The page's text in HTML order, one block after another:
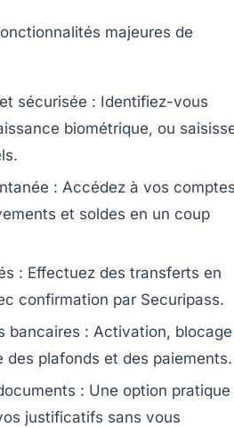
majeures de
sécurisée : Identifiez-vous
biométrique, ou
: Accédez à vos
et soldes en un coup
: Effectuez des transferts en
confirmation par Securipass.
bancaires : Activation, blocage
des plafonds et des paiements.
: Une option pratique
justificatifs sans vous